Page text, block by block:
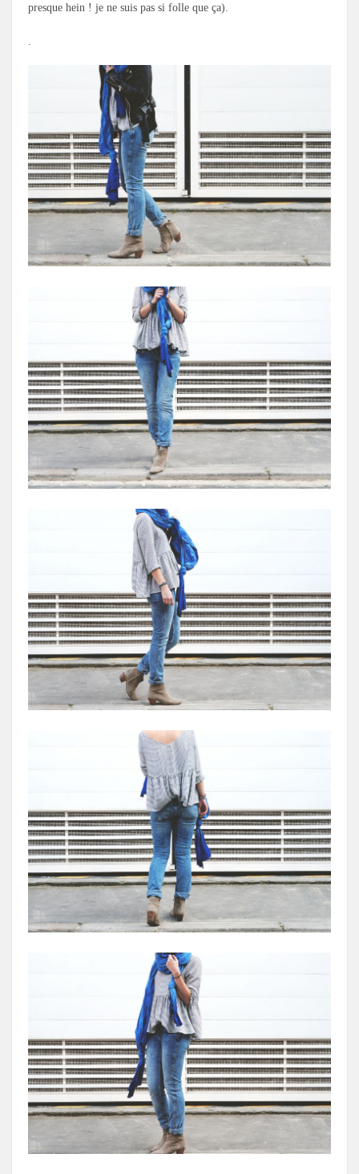
presque hein ! je ne suis pas si folle que ça).